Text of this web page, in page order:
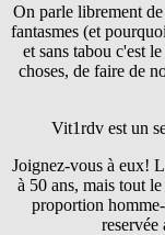
On parle librement
fantasmes (et
et sans tabou c'est
choses, de faire de
Vit1rdv est un
Joignez-vous à eux!
à 50 ans, mais tout
proportion